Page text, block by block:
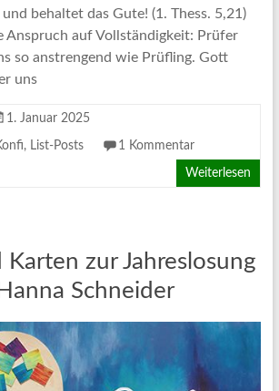
behaltet das Gute! (1. Thess. 5,21)
Anspruch auf Vollständigkeit: Prüfer
so anstrengend wie Prüfling. Gott
uns
1. Januar 2025
, List-Posts 1 Kommentar
Weiterlesen
Karten zur Jahreslosung
Schneider